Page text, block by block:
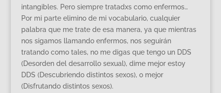
intangibles. Pero siempre tratadxs como enfermos…
Por mi parte elimino de mi vocabulario, cualquier
palabra que me trate de esa manera, ya que mientras
nos sigamos llamando enfermos, nos seguirán
tratando como tales, no me digas que tengo un DDS
(Desorden del desarrollo sexual), dime mejor estoy
DDS (Descubriendo distintos sexos), o mejor
(Disfrutando distintos sexos).